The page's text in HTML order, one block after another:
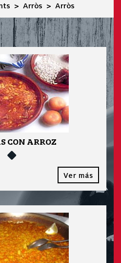
Arròs Arròs
CON ARROZ
Ver más